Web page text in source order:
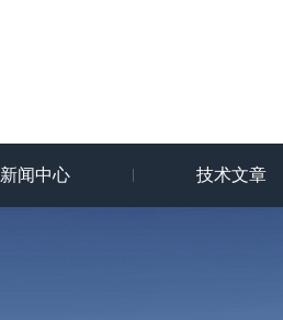
新闻中心 技术文章